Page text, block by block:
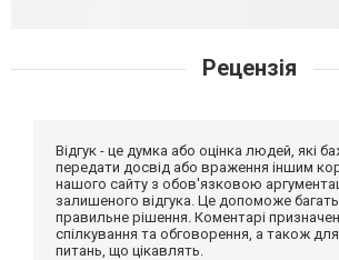
Рецензія
Відгук - це думка або оцінка людей, які
передати досвід або враження іншим
нашого сайту з обов'язковою
залишеного відгука. Це допоможе
правильне рішення. Коментарі
спілкування та обговорення, а також
питань, що цікавлять.